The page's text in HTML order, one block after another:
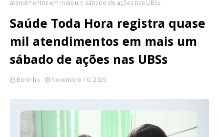
atendimentos em mais um sábado de ações nas UBSs
Saúde Toda Hora registra quase
mil atendimentos em mais um
sábado de ações nas UBSs
Boninho Novembro 10, 2025